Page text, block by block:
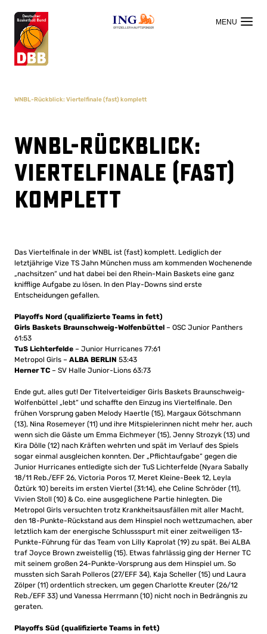
OFFIZIELLER HAUPTSPONSOR
WNBL-Rückblick: Viertelfinale (fast) komplett
WNBL-Rückblick:
Viertelfinale (fast)
komplett
Das Viertelfinale in der WNBL ist (fast) komplett. Lediglich der
letztjährige Vize TS Jahn München muss am kommenden Wochenende
„nachsitzen“ und hat dabei bei den Rhein-Main Baskets eine ganz
knifflige Aufgabe zu lösen. In den Play-Downs sind erste
Entscheidungen gefallen.
Playoffs Nord (qualifizierte Teams in fett)
Girls Baskets Braunschweig-Wolfenbüttel – OSC Junior Panthers
61:53
TuS Lichterfelde – Junior Hurricanes 77:61
Metropol Girls – ALBA BERLIN 53:43
Herner TC – SV Halle Junior-Lions 63:73
Ende gut, alles gut! Der Titelverteidiger Girls Baskets Braunschweig-
Wolfenbüttel „lebt“ und schaffte den Einzug ins Viertelfinale. Den
frühen Vorsprung gaben Melody Haertle (15), Margaux Götschmann
(13), Nina Rosemeyer (11) und ihre Mitspielerinnen nicht mehr her, auch
wenn sich die Gäste um Emma Eichmeyer (15), Jenny Strozyk (13) und
Kira Dölle (12) nach Kräften wehrten und spät im Verlauf des Spiels
sogar einmal ausgleichen konnten. Der „Pflichtaufgabe“ gegen die
Junior Hurricanes entledigte sich der TuS Lichterfelde (Nyara Sabally
18/11 Reb./EFF 26, Victoria Poros 17, Meret Kleine-Beek 12, Leyla
Öztürk 10) bereits im ersten Viertel (31:14), ehe Celine Schröder (11),
Vivien Stoll (10) & Co. eine ausgeglichene Partie hinlegten. Die
Metropol Girls versuchten trotz Krankheitsausfällen mit aller Macht,
den 18-Punkte-Rückstand aus dem Hinspiel noch wettzumachen, aber
letztlich kam der energische Schlussspurt mit einer zeitweiligen 13-
Punkte-Führung für das Team von Lilly Kaprolat (19) zu spät. Bei ALBA
traf Joyce Brown zweistellig (15). Etwas fahrlässig ging der Herner TC
mit seinem großen 24-Punkte-Vorsprung aus dem Hinspiel um. So
mussten sich Sarah Polleros (27/EFF 34), Kaja Scheller (15) und Laura
Zölper (11) ordentlich strecken, um gegen Charlotte Kreuter (26/12
Reb./EFF 33) und Vanessa Herrmann (10) nicht noch in Bedrängnis zu
geraten.
Playoffs Süd (qualifizierte Teams in fett)